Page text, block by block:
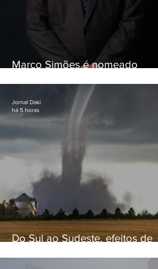
Marco Simões é nomeado
Do Sul ao Sudeste, efeitos de
apreensão na população
Jornal Daki
há 5 horas